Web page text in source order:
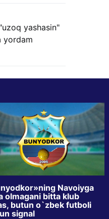
yashasin"
yordam
Navoiyga
olmagani bitta klub
butun o`zbek futboli
signal